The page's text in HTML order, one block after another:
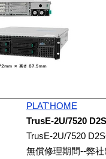
PLAT'HOME
TrusE-2U/7520
TrusE-2U/7520
無償修理期間--弊